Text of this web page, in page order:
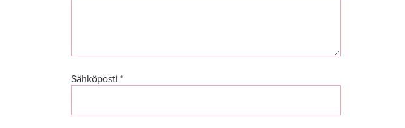
Sähköposti *